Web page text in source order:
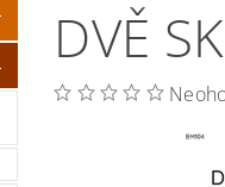
DVĚ